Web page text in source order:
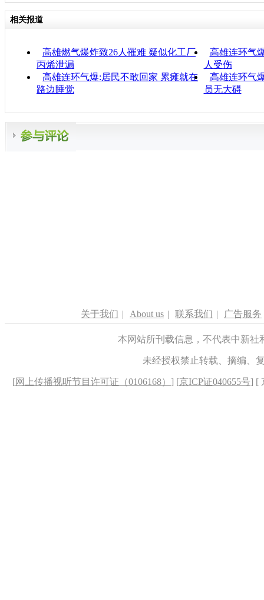
相关报道
高雄燃气爆炸致26人罹难 疑似化工厂
丙烯泄漏
高雄连环气
人受伤
高雄连环气爆:居民不敢回家 累瘫就在
路边睡觉
高雄连环气
员无大碍
关于我们 | About us | 联系我们 | 广告服务
本网站所刊载信息，不代表中新
未经授权禁止转载、摘编、
[网上传播视听节目许可证（0106168） ] [京ICP证040655号] [